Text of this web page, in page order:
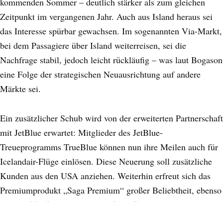
Zeitpunkt im vergangenen Jahr. Auch aus Island heraus sei
das Interesse spürbar gewachsen. Im sogenannten Via-Markt,
bei dem Passagiere über Island weiterreisen, sei die
Nachfrage stabil, jedoch leicht rückläufig – was laut Bogason
eine Folge der strategischen Neuausrichtung auf andere
Märkte sei.
Ein zusätzlicher Schub wird von der erweiterten Partnerschaft
mit JetBlue erwartet: Mitglieder des JetBlue-
Treueprogramms TrueBlue können nun ihre Meilen auch für
Icelandair-Flüge einlösen. Diese Neuerung soll zusätzliche
Kunden aus den USA anziehen. Weiterhin erfreut sich das
Premiumprodukt „Saga Premium“ großer Beliebtheit, ebenso